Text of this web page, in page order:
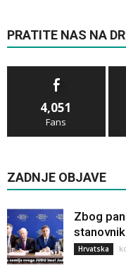
PRATITE NAS NA
4,051
Fans
ZADNJE OBJAVE
Zbog
Hrvatska